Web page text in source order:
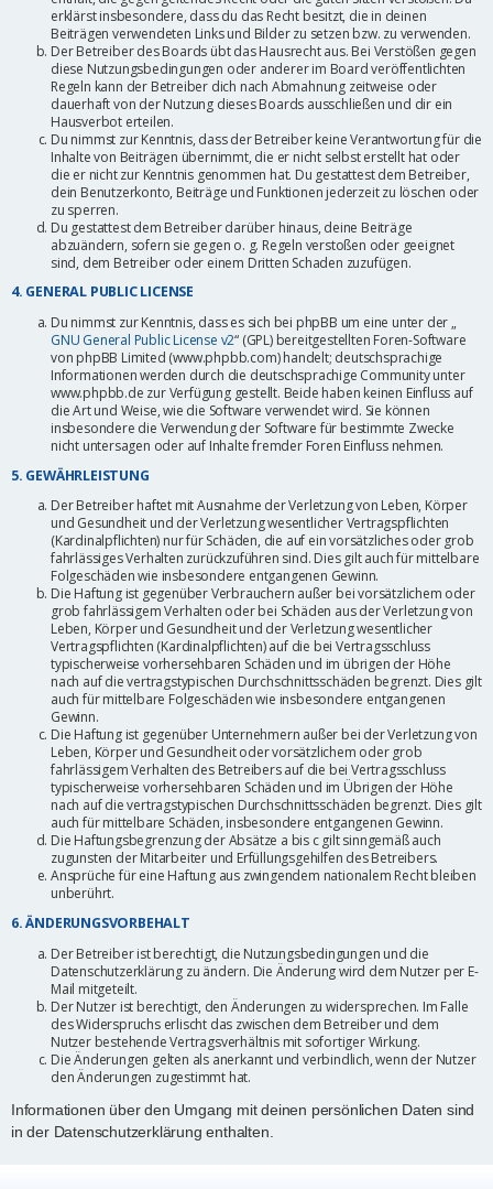
erklärst insbesondere, dass du das Recht besitzt, die in deinen
Beiträgen verwendeten Links und Bilder zu setzen bzw. zu verwenden.
Der Betreiber des Boards übt das Hausrecht aus. Bei Verstößen gegen
diese Nutzungsbedingungen oder anderer im Board veröffentlichten
Regeln kann der Betreiber dich nach Abmahnung zeitweise oder
dauerhaft von der Nutzung dieses Boards ausschließen und dir ein
Hausverbot erteilen.
Du nimmst zur Kenntnis, dass der Betreiber keine Verantwortung für die
Inhalte von Beiträgen übernimmt, die er nicht selbst erstellt hat oder
die er nicht zur Kenntnis genommen hat. Du gestattest dem Betreiber,
dein Benutzerkonto, Beiträge und Funktionen jederzeit zu löschen oder
zu sperren.
Du gestattest dem Betreiber darüber hinaus, deine Beiträge
abzuändern, sofern sie gegen o. g. Regeln verstoßen oder geeignet
sind, dem Betreiber oder einem Dritten Schaden zuzufügen.
4. GENERAL PUBLIC LICENSE
Du nimmst zur Kenntnis, dass es sich bei phpBB um eine unter der „
GNU General Public License v2“ (GPL) bereitgestellten Foren-Software
von phpBB Limited (www.phpbb.com) handelt; deutschsprachige
Informationen werden durch die deutschsprachige Community unter
www.phpbb.de zur Verfügung gestellt. Beide haben keinen Einfluss auf
die Art und Weise, wie die Software verwendet wird. Sie können
insbesondere die Verwendung der Software für bestimmte Zwecke
nicht untersagen oder auf Inhalte fremder Foren Einfluss nehmen.
5. GEWÄHRLEISTUNG
Der Betreiber haftet mit Ausnahme der Verletzung von Leben, Körper
und Gesundheit und der Verletzung wesentlicher Vertragspflichten
(Kardinalpflichten) nur für Schäden, die auf ein vorsätzliches oder grob
fahrlässiges Verhalten zurückzuführen sind. Dies gilt auch für mittelbare
Folgeschäden wie insbesondere entgangenen Gewinn.
Die Haftung ist gegenüber Verbrauchern außer bei vorsätzlichem oder
grob fahrlässigem Verhalten oder bei Schäden aus der Verletzung von
Leben, Körper und Gesundheit und der Verletzung wesentlicher
Vertragspflichten (Kardinalpflichten) auf die bei Vertragsschluss
typischerweise vorhersehbaren Schäden und im übrigen der Höhe
nach auf die vertragstypischen Durchschnittsschäden begrenzt. Dies gilt
auch für mittelbare Folgeschäden wie insbesondere entgangenen
Gewinn.
Die Haftung ist gegenüber Unternehmern außer bei der Verletzung von
Leben, Körper und Gesundheit oder vorsätzlichem oder grob
fahrlässigem Verhalten des Betreibers auf die bei Vertragsschluss
typischerweise vorhersehbaren Schäden und im Übrigen der Höhe
nach auf die vertragstypischen Durchschnittsschäden begrenzt. Dies gilt
auch für mittelbare Schäden, insbesondere entgangenen Gewinn.
Die Haftungsbegrenzung der Absätze a bis c gilt sinngemäß auch
zugunsten der Mitarbeiter und Erfüllungsgehilfen des Betreibers.
Ansprüche für eine Haftung aus zwingendem nationalem Recht bleiben
unberührt.
6. ÄNDERUNGSVORBEHALT
Der Betreiber ist berechtigt, die Nutzungsbedingungen und die
Datenschutzerklärung zu ändern. Die Änderung wird dem Nutzer per E-
Mail mitgeteilt.
Der Nutzer ist berechtigt, den Änderungen zu widersprechen. Im Falle
des Widerspruchs erlischt das zwischen dem Betreiber und dem
Nutzer bestehende Vertragsverhältnis mit sofortiger Wirkung.
Die Änderungen gelten als anerkannt und verbindlich, wenn der Nutzer
den Änderungen zugestimmt hat.
Informationen über den Umgang mit deinen persönlichen Daten sind
in der Datenschutzerklärung enthalten.